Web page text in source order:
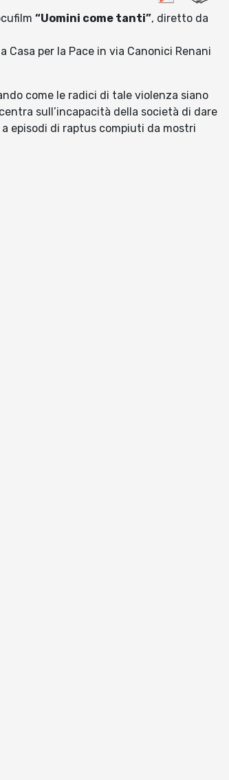
“Uomini come tanti”, diretto da
Casa per la Pace in via Canonici Renani
come le radici di tale violenza siano
sull’incapacità della società di dare
episodi di raptus compiuti da mostri